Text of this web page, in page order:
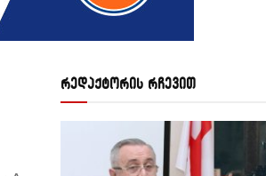
რედაქტორის რჩევით